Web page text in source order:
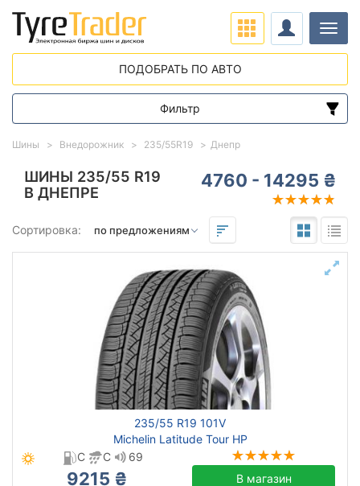
ШИНЫ 235/55 R19
В ДНЕПРЕ
4760 - 14295 ₴
Сортировка:
235/55 R19 101V
Michelin Latitude Tour HP
C
C 69
9215 ₴ В магазин
Шины Внедорожник 235/55R19 Днепр
ПОДОБРАТЬ ПО АВТО
Фильтр
Диапазон цен
от